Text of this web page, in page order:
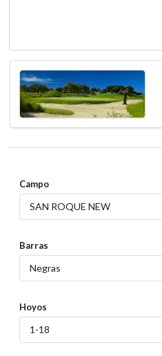
Campo
SAN ROQUE NEW
Barras
Negras
Hoyos
1-18